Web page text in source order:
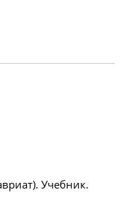
Учебник.